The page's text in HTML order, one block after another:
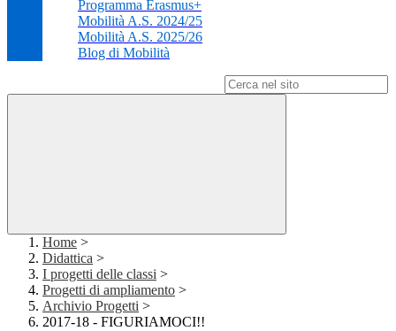
Programma Erasmus+
Mobilità A.S. 2024/25
Mobilità A.S. 2025/26
Blog di Mobilità
Home >
Didattica >
I progetti delle classi >
Progetti di ampliamento >
Archivio Progetti >
2017-18 - FIGURIAMOCI!!